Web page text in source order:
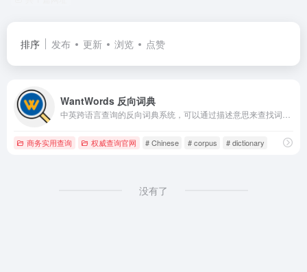
排序 发布 更新 浏览 点赞
WantWords 反向词典
商务实用查询 权威查询官网 # Chinese # corpus # dictionary
没有了